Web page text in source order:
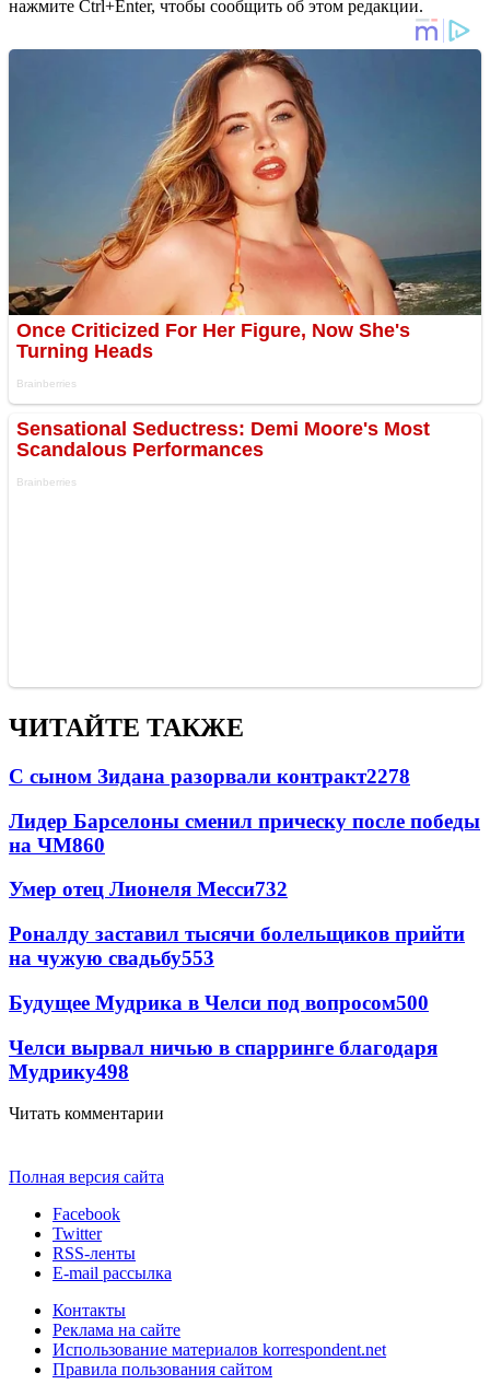
нажмите Ctrl+Enter, чтобы сообщить об этом редакции.
ЧИТАЙТЕ ТАКЖЕ
С сыном Зидана разорвали контракт2278
Лидер Барселоны сменил прическу после победы
на ЧМ860
Умер отец Лионеля Месси732
Роналду заставил тысячи болельщиков прийти
на чужую свадьбу553
Будущее Мудрика в Челси под вопросом500
Челси вырвал ничью в спарринге благодаря
Мудрику498
Читать комментарии
Полная версия сайта
Facebook
Twitter
RSS-ленты
E-mail рассылка
Контакты
Реклама на сайте
Использование материалов korrespondent.net
Правила пользования сайтом